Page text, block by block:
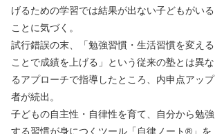
げるための学習では結果が出ない子どもがいる
ことに気づく。
試行錯誤の末、「勉強習慣・生活習慣を変える
ことで成績を上げる」という従来の塾とは異な
るアプローチで指導したところ、内申点アップ
者が続出。
子どもの自主性・自律性を育て、自分から勉強
する習慣が身につくツール「自律ノート®️」を